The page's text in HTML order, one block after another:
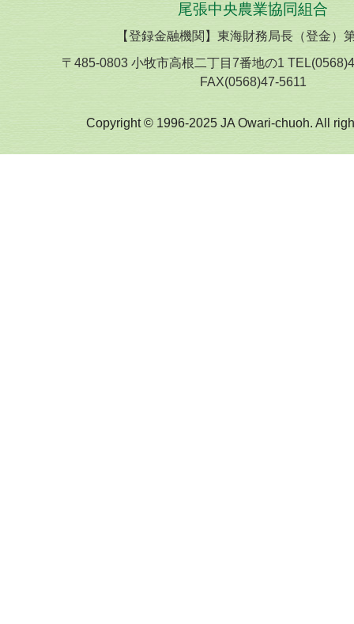
尾張中央農業協同組合
【登録金融機関】東海財務局長（登金）
〒485-0803 小牧市高根二丁目7番地の1
FAX(0568)47-5611
Copyright © 1996-2025 JA Owari-chuoh. All